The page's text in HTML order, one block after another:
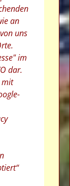
an
uns
im
dar.
mit